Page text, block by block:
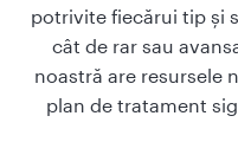
potrivite fiecărui tip și
cât de rar sau
noastră are resursele
plan de tratament